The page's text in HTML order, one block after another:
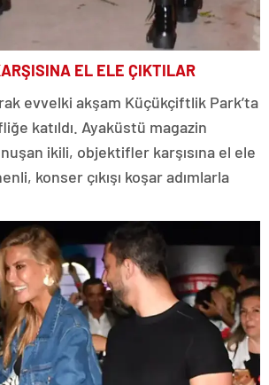
EL ELE ÇIKTILAR
evvelki akşam Küçükçiftlik Park’ta
katıldı. Ayaküstü magazin
ikili, objektifler karşısına el ele
konser çıkışı koşar adımlarla